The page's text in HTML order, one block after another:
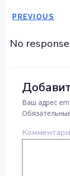
ПО
PREVIOUS
No
Ваш адрес